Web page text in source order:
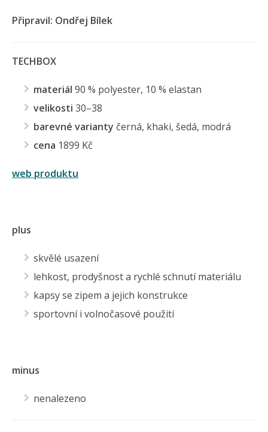
Připravil: Ondřej Bílek
TECHBOX
materiál 90 % polyester, 10 % elastan
velikosti 30–38
barevné varianty černá, khaki, šedá, modrá
cena 1899 Kč
web produktu
plus
skvělé usazení
lehkost, prodyšnost a rychlé schnutí materiálu
kapsy se zipem a jejich konstrukce
sportovní i volnočasové použití
minus
nenalezeno